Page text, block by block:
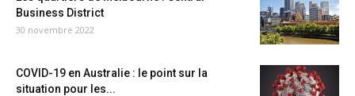
Business District
30 novembre 2022
COVID-19 en Australie : le point sur la
situation pour les...